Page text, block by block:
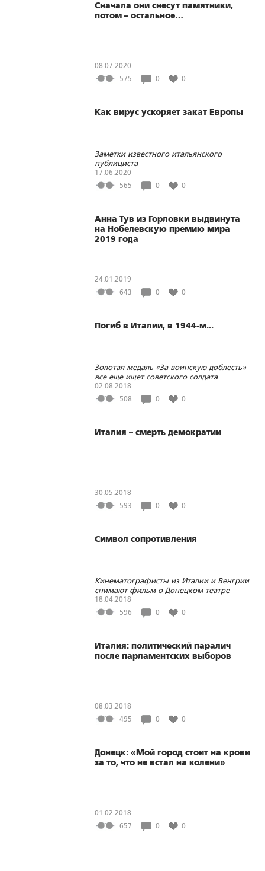
Сначала они снесут памятники,
потом – остальное…
08.07.2020
575
0 0
Как вирус ускоряет закат Европы
Заметки известного итальянского
публициста
17.06.2020
565
0 0
Анна Тув из Горловки выдвинута
на Нобелевскую премию мира
2019 года
24.01.2019
643
0 0
Погиб в Италии, в 1944-м...
Золотая медаль «За воинскую доблесть»
все еще ищет советского солдата
02.08.2018
508
0 0
Италия – смерть демократии
30.05.2018
593
0 0
Символ сопротивления
Кинематографисты из Италии и Венгрии
снимают фильм о Донецком театре
18.04.2018
596
0 0
Италия: политический паралич
после парламентских выборов
08.03.2018
495
0 0
Донецк: «Мой город стоит на крови
за то, что не встал на колени»
01.02.2018
657
0 0